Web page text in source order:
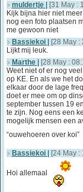
muldertje
[31 May :
Kijk bijna hier niet
nog een foto plaatsen
me gewoon niet
Bassiekoi
[28 May :
Lijkt mij leuk.
Marthe
[28 May :
Weet niet of er nog
op KE. En als we het
elkaar door de lage
doet er mee om op
september tussen 19
te zijn. Nog eens een
mogelijk mensen een
“ouwehoeren over koi”
Bassiekoi [24 May :
Hoi allemaal